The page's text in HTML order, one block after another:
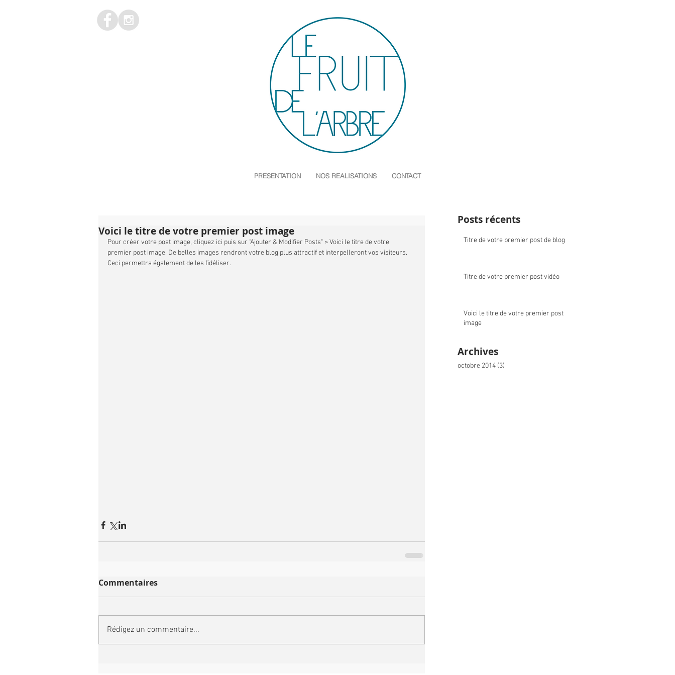
PRESENTATION NOS REALISATIONS CONTACT
Voici le titre de votre premier post image
Pour créer votre post image, cliquez ici puis sur "Ajouter & Modifier Posts" > Voici le titre de votre
premier post image. De belles images rendront votre blog plus attractif et interpelleront vos visiteurs.
Ceci permettra également de les fidéliser.
Commentaires
Rédigez un commentaire...
Posts récents
Titre de votre premier post de blog
Titre de votre premier post vidéo
Voici le titre de votre premier post
image
Archives
octobre 2014 (3)